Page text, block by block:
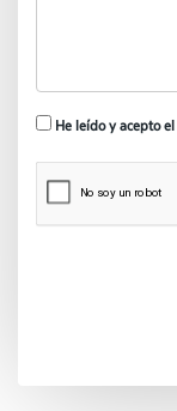
He leído y acepto el